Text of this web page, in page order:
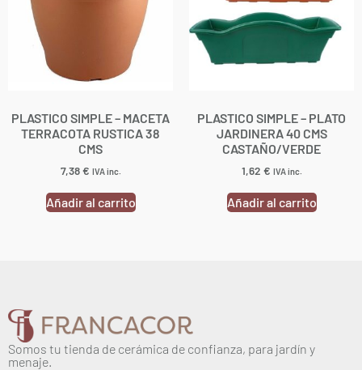
PLASTICO SIMPLE – MACETA
TERRACOTA RUSTICA 38
CMS
7,38€ IVA inc.
Añadir al carrito
PLASTICO SIMPLE – PLATO
JARDINERA 40 CMS
CASTAÑO/VERDE
1,62 € IVA inc.
Añadir al carrito
Somos tu tienda de cerámica de confianza, para jardín y
menaje.